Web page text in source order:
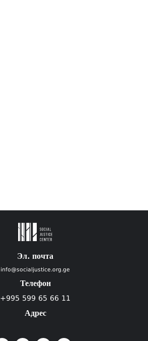
Эл. почта
info@socialjustice.org.ge
Телефон
+995 599 65 66 11
Адрес